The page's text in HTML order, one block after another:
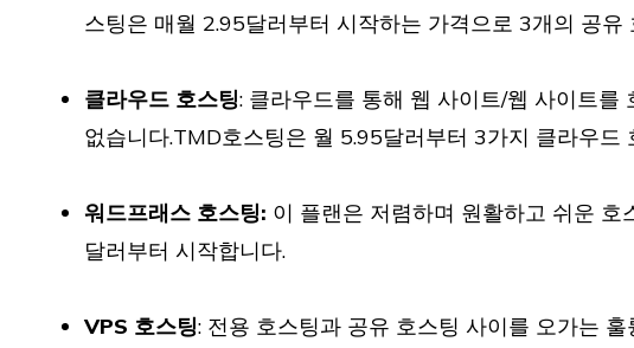
스팅은 매월 2.95달러부터 시작하는 가격으로 3개의 공유
클라우드 호스팅: 클라우드를 통해 웹 사이트/웹 사이트
없습니다.TMD호스팅은 월 5.95달러부터 3가지 클라우드
워드프래스 호스팅: 이 플랜은 저렴하며 원활하고 쉬운
달러부터 시작합니다.
VPS 호스팅: 전용 호스팅과 공유 호스팅 사이를 오가는